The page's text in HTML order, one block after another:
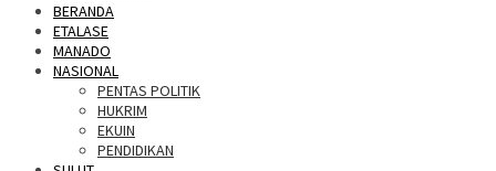
BERANDA
ETALASE
MANADO
NASIONAL
PENTAS POLITIK
HUKRIM
EKUIN
PENDIDIKAN